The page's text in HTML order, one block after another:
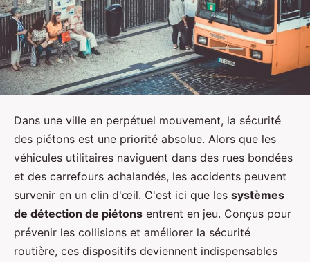
Dans une ville en perpétuel mouvement, la sécurité
des piétons est une priorité absolue. Alors que les
véhicules utilitaires naviguent dans des rues bondées
et des carrefours achalandés, les accidents peuvent
survenir en un clin d'œil. C'est ici que les systèmes
de détection de piétons entrent en jeu. Conçus pour
prévenir les collisions et améliorer la sécurité
routière, ces dispositifs deviennent indispensables